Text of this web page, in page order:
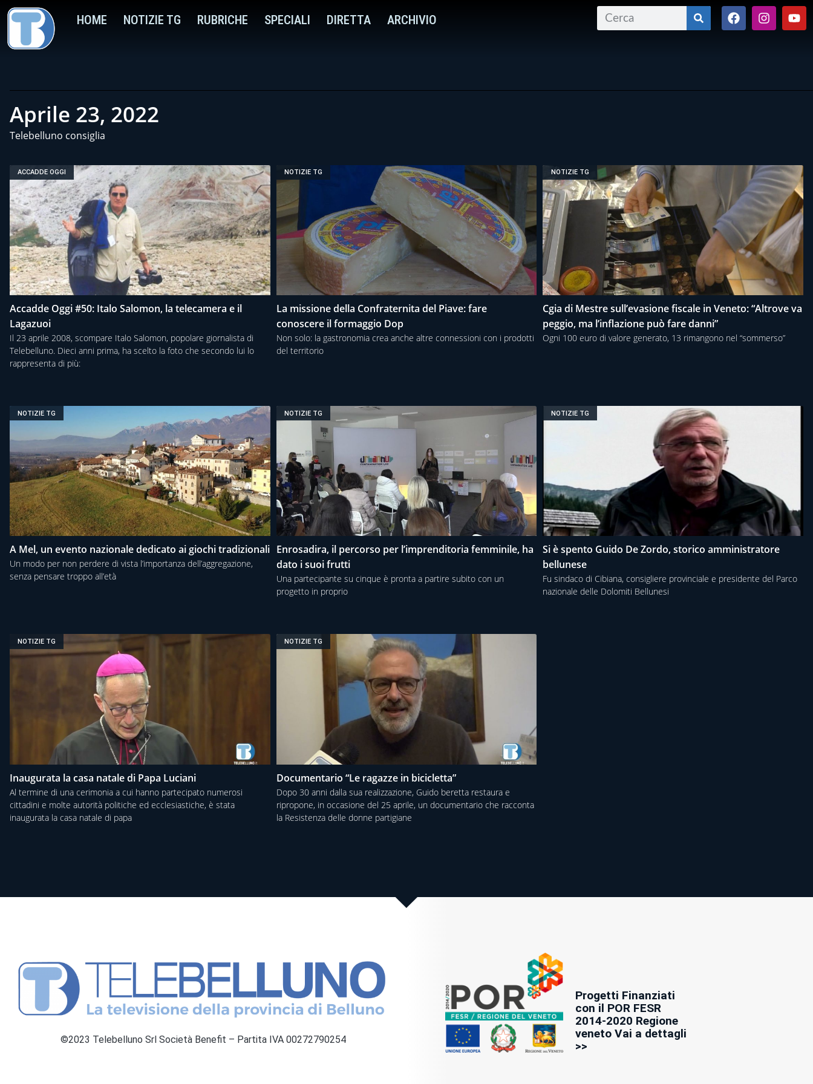
HOME NOTIZIE TG RUBRICHE SPECIALI DIRETTA ARCHIVIO
Aprile 23, 2022
Telebelluno consiglia
ACCADDE OGGI
Accadde Oggi #50: Italo Salomon, la telecamera e il
Lagazuoi
Il 23 aprile 2008, scompare Italo Salomon, popolare giornalista di
Telebelluno. Dieci anni prima, ha scelto la foto che secondo lui lo
rappresenta di più:
NOTIZIE TG
La missione della Confraternita del Piave: fare
conoscere il formaggio Dop
Non solo: la gastronomia crea anche altre connessioni con i prodotti
del territorio
NOTIZIE TG
Cgia di Mestre sull’evasione fiscale in Veneto: “Altrove va
peggio, ma l’inflazione può fare danni”
Ogni 100 euro di valore generato, 13 rimangono nel “sommerso”
NOTIZIE TG
A Mel, un evento nazionale dedicato ai giochi tradizionali
Un modo per non perdere di vista l’importanza dell’aggregazione,
senza pensare troppo all’età
NOTIZIE TG
Enrosadira, il percorso per l’imprenditoria femminile, ha
dato i suoi frutti
Una partecipante su cinque è pronta a partire subito con un
progetto in proprio
NOTIZIE TG
Si è spento Guido De Zordo, storico amministratore
bellunese
Fu sindaco di Cibiana, consigliere provinciale e presidente del Parco
nazionale delle Dolomiti Bellunesi
NOTIZIE TG
Inaugurata la casa natale di Papa Luciani
Al termine di una cerimonia a cui hanno partecipato numerosi
cittadini e molte autorità politiche ed ecclesiastiche, è stata
inaugurata la casa natale di papa
NOTIZIE TG
Documentario “Le ragazze in bicicletta”
Dopo 30 anni dalla sua realizzazione, Guido beretta restaura e
ripropone, in occasione del 25 aprile, un documentario che racconta
la Resistenza delle donne partigiane
©2023 Telebelluno Srl Società Benefit – Partita IVA 00272790254
Progetti Finanziati
con il POR FESR
2014-2020 Regione
veneto Vai a dettagli
>>